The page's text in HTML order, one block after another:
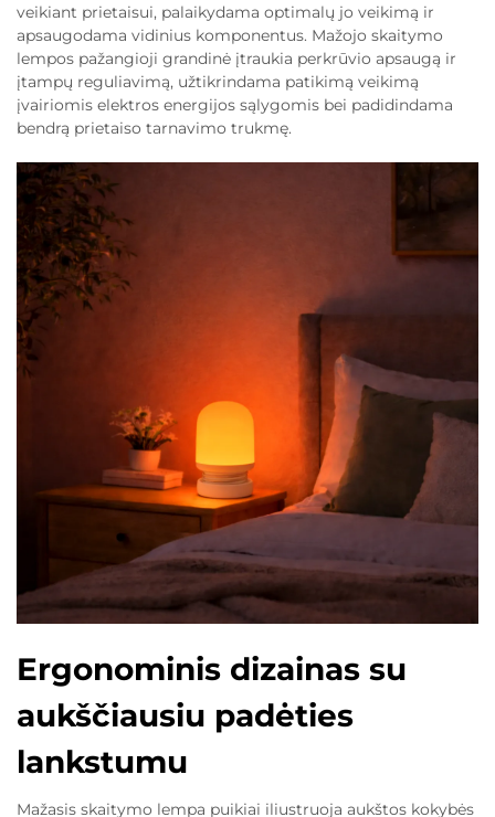
veikiant prietaisui, palaikydama optimalų jo veikimą ir
apsaugodama vidinius komponentus. Mažojo skaitymo
lempos pažangioji grandinė įtraukia perkrūvio apsaugą ir
įtampų reguliavimą, užtikrindama patikimą veikimą
įvairiomis elektros energijos sąlygomis bei padidindama
bendrą prietaiso tarnavimo trukmę.
Ergonominis dizainas su
aukščiausiu padėties
lankstumu
Mažasis skaitymo lempa puikiai iliustruoja aukštos kokybės